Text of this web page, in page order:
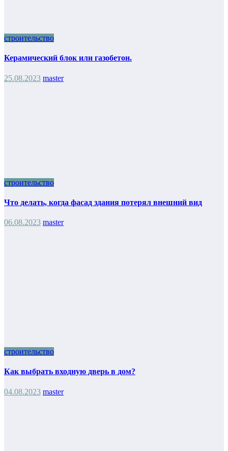
строительство
Керамический блок или газобетон.
25.08.2023 master
строительство
Что делать, когда фасад здания потерял внешний вид
06.08.2023 master
строительство
Как выбрать входную дверь в дом?
04.08.2023 master